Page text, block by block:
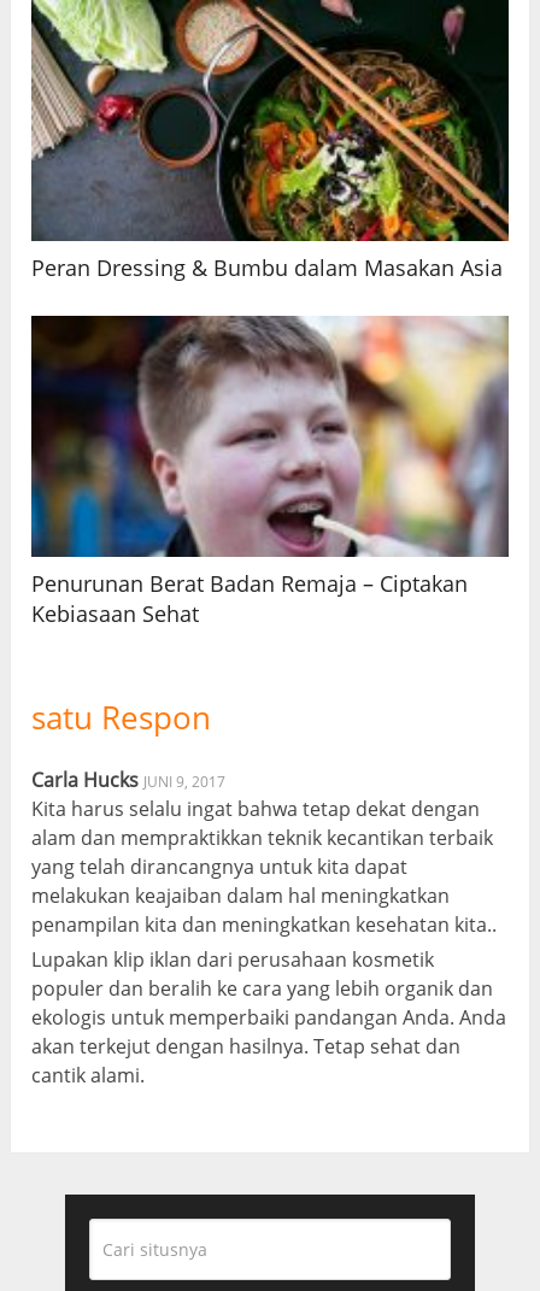
Peran Dressing & Bumbu dalam Masakan Asia
Penurunan Berat Badan Remaja – Ciptakan
Kebiasaan Sehat
satu Respon
Carla Hucks JUNI 9, 2017
Kita harus selalu ingat bahwa tetap dekat dengan
alam dan mempraktikkan teknik kecantikan terbaik
yang telah dirancangnya untuk kita dapat
melakukan keajaiban dalam hal meningkatkan
penampilan kita dan meningkatkan kesehatan kita..
Lupakan klip iklan dari perusahaan kosmetik
populer dan beralih ke cara yang lebih organik dan
ekologis untuk memperbaiki pandangan Anda. Anda
akan terkejut dengan hasilnya. Tetap sehat dan
cantik alami.